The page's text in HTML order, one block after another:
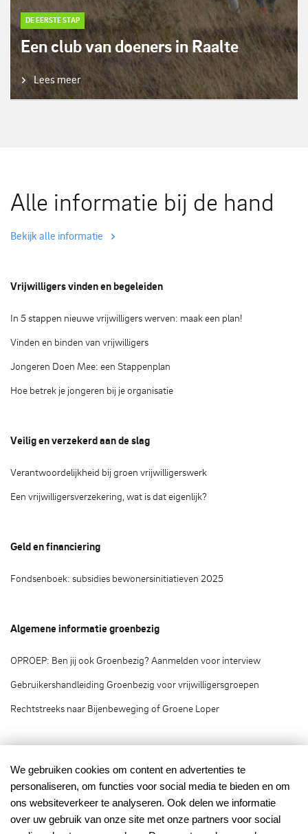
DE EERSTE STAP
Een club van doeners in Raalte
Lees meer
Alle informatie bij de hand
Bekijk alle informatie
Vrijwilligers vinden en begeleiden
In 5 stappen nieuwe vrijwilligers werven: maak een plan!
Vinden en binden van vrijwilligers
Jongeren Doen Mee: een Stappenplan
Hoe betrek je jongeren bij je organisatie
Veilig en verzekerd aan de slag
Verantwoordelijkheid bij groen vrijwilligerswerk
Een vrijwilligersverzekering, wat is dat eigenlijk?
Geld en financiering
Fondsenboek: subsidies bewonersinitiatieven 2025
Algemene informatie groenbezig
OPROEP: Ben jij ook Groenbezig? Aanmelden voor interview
Gebruikershandleiding Groenbezig voor vrijwilligersgroepen
Rechtstreeks naar Bijenbeweging of Groene Loper
Groenbezig.nl © 2020
Groenbezig.nl is het vrijwilligersplatform van:
We gebruiken cookies om content en advertenties te
personaliseren, om functies voor social media te bieden en om
ons websiteverkeer te analyseren. Ook delen we informatie
over uw gebruik van onze site met onze partners voor social